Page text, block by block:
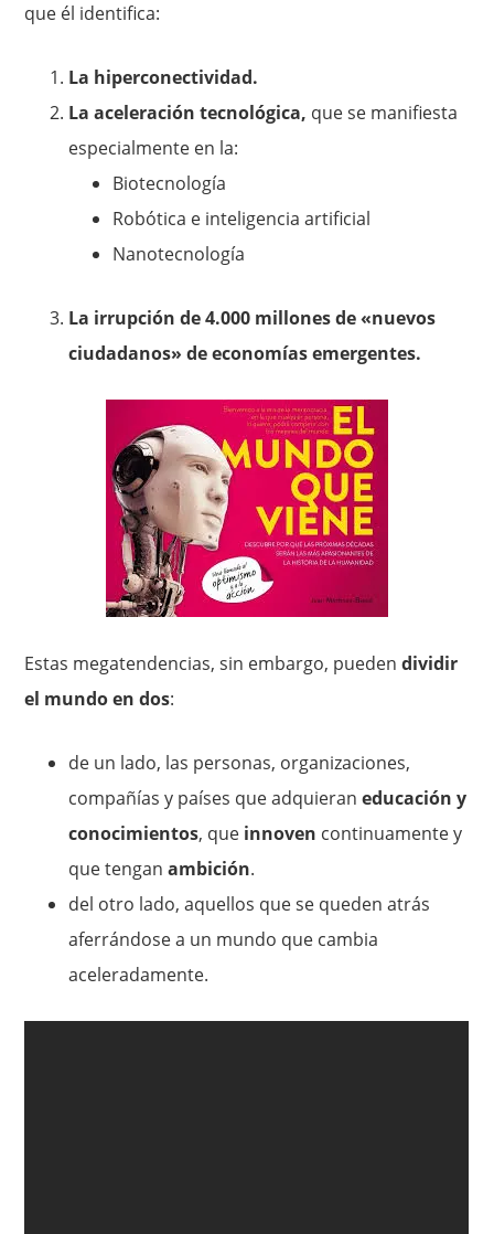
que él identifica:
La hiperconectividad.
La aceleración tecnológica, que se manifiesta
especialmente en la:
Biotecnología
Robótica e inteligencia artificial
Nanotecnología
La irrupción de 4.000 millones de «nuevos
ciudadanos» de economías emergentes.
Estas megatendencias, sin embargo, puedendividir
el mundo en dos:
de un lado, las personas, organizaciones,
compañías y países que adquieraneducación y
conocimientos, que innoven continuamente y
que tenganambición.
del otro lado, aquellos que se queden atrás
aferrándose a un mundo que cambia
aceleradamente.